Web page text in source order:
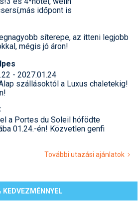
időpont is
síterepe, az itteni legjobb
mégis jó áron!
- 2027.01.24
szállásoktól a Luxus chaletekig!
a Portes du Soleil hófödte
01.24.-én! Közvetlen genfi
További utazási ajánlatok